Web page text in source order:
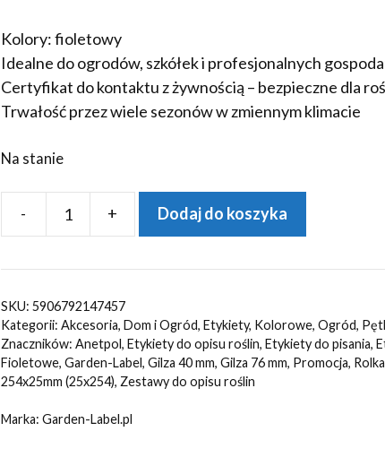
Kolory: fioletowy
Idealne do ogrodów, szkółek i profesjonalnych
Certyfikat do kontaktu z żywnością – bezpieczne dla
Trwałość przez wiele sezonów w zmiennym klimacie
Na stanie
-
ogrodnicze/sadownicze
pętlowe
FIOLETOWE
254x25mm(25x254)
500szt
+ Dodaj do koszyka
SKU: 5906792147457
Kategorii: Akcesoria, Dom i Ogród, Etykiety, Kolorowe, Ogród,
Znaczników: Anetpol, Etykiety do opisu roślin, Etykiety do pisania,
Fioletowe, Garden-Label, Gilza 40 mm, Gilza 76 mm, Promocja, Rolka
254x25mm (25x254), Zestawy do opisu roślin
Marka: Garden-Label.pl